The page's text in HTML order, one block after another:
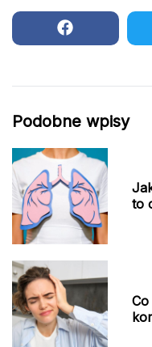
Podobne wpisy
to